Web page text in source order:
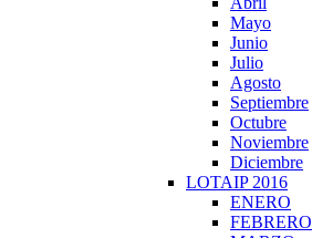
Mayo
Junio
Julio
Agosto
Septiembre
Octubre
Noviembre
Diciembre
LOTAIP 2016
ENERO
FEBRERO